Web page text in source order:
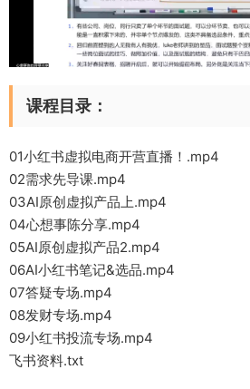
课程目录：
01小红书虚拟电商开营直播！.mp4
02需求先导课.mp4
03AI原创虚拟产品上.mp4
04心想事陈分享.mp4
05AI原创虚拟产品2.mp4
06AI小红书笔记&选品.mp4
07答疑专场.mp4
08发财专场.mp4
09小红书投流专场.mp4
飞书资料.txt